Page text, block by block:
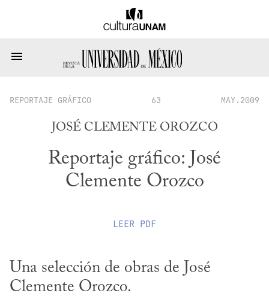
REPORTAJE GRÁFICO 63 MAY.2009
JOSÉ CLEMENTE OROZCO
Reportaje gráfico: José
Clemente Orozco
LEER PDF
Una selección de obras de José
Clemente Orozco.